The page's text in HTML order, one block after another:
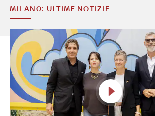
MILANO: ULTIME NOTIZIE